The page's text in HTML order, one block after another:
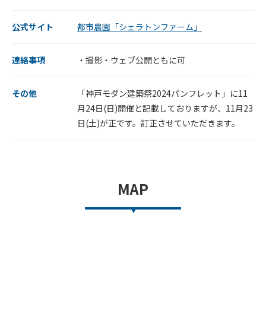
公式サイト 都市農園「シェラトンファーム」
連絡事項 ・撮影・ウェブ公開ともに可
その他
「神戸モダン建築祭2024パンフレット」に11
月24日(日)開催と記載しておりますが、11月23
日(土)が正です。訂正させていただきます。
MAP